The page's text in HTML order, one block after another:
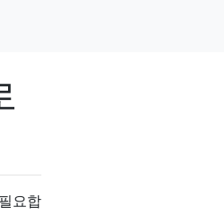
요합